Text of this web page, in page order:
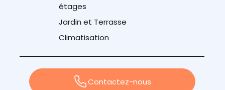
étages
Jardin et Terrasse
Climatisation
Contactez-nous